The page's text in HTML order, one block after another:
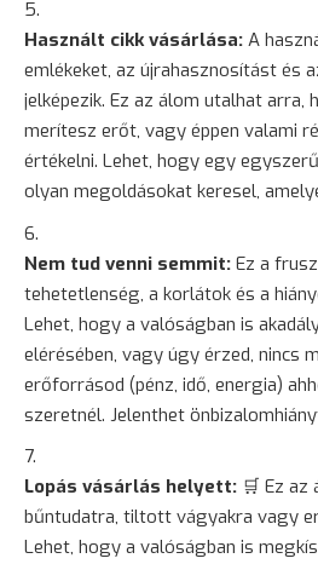
Használt cikk vásárlása: A
emlékeket, az újrahasznosítást és
jelképezik. Ez az álom utalhat arra,
merítesz erőt, vagy éppen valami
értékelni. Lehet, hogy egy
olyan megoldásokat keresel,
Nem tud venni semmit: Ez a
tehetetlenség, a korlátok és a
Lehet, hogy a valóságban is
elérésében, vagy úgy érzed, nincs
erőforrásod (pénz, idő, energia)
szeretnél. Jelenthet
Lopás vásárlás helyett: 🛒 Ez az
bűntudatra, tiltott vágyakra vagy
Lehet, hogy a valóságban is